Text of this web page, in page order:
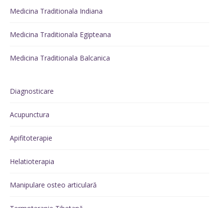
Medicina Traditionala Indiana
Medicina Traditionala Egipteana
Medicina Traditionala Balcanica
Diagnosticare
Acupunctura
Apifitoterapie
Helatioterapia
Manipulare osteo articulară